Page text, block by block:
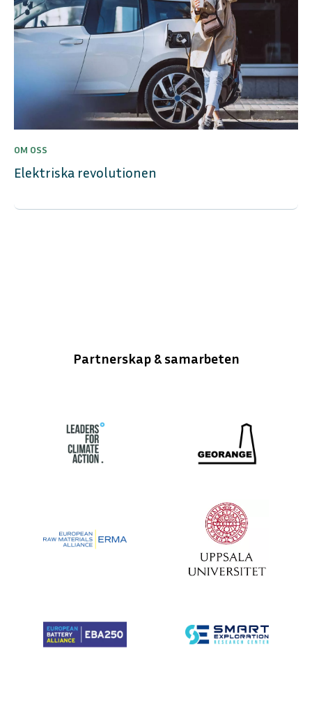
OM OSS
Elektriska revolutionen
Partnerskap & samarbeten